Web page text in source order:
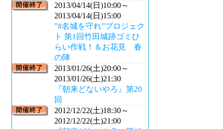
2013/04/14(日)10:00～
2013/04/14(日)15:00
”#名城を守れ”プロジェク
ト 第1回竹田城跡ゴミひ
らい作戦！＆お花見 春
の陣
2013/01/26(土)20:00～
2013/01/26(土)21:30
『朝来どないやろ』第20
回
2012/12/22(土)18:30～
2012/12/22(土)21:00